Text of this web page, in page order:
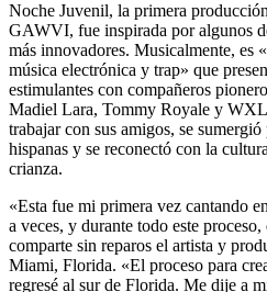
Noche Juvenil, la primera
GAWVI, fue inspirada por algunos
más innovadores. Musicalmente, es
música electrónica y trap» que
estimulantes con compañeros
Madiel Lara, Tommy Royale y
trabajar con sus amigos, se
hispanas y se reconectó con la
crianza.
«Esta fue mi primera vez cantando
a veces, y durante todo este
comparte sin reparos el artista y
Miami, Florida. «El proceso para
regresé al sur de Florida. Me dije a